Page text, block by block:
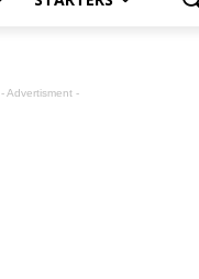
- Advertisment -